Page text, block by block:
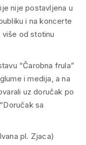
nije postavljena u
i na koncerte
od stotinu
“Čarobna frula”
i medija, a na
uz doručak po
sa
pl. Zjaca)